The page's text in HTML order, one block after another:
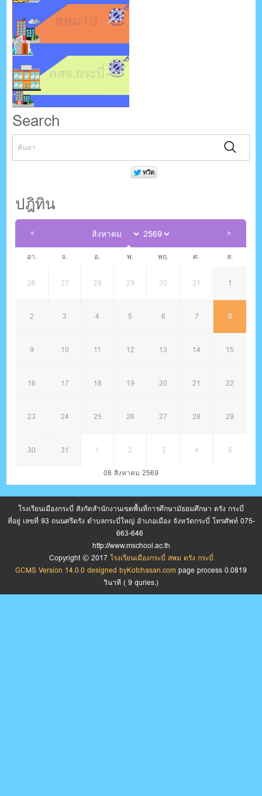
Search
ปฎิทิน
อา. จ. อ. พ. พฤ. ศ. ส.
26 27 28 29 30 31 1
2 3 4 5 6 7 8
9 10 11 12 13 14 15
16 17 18 19 20 21 22
23 24 25 26 27 28 29
30 31 1 2 3 4 5
08 สิงหาคม 2569
โรงเรียนเมืองกระบี่ สังกัดสำนักงานเขตพื้นที่การศึกษามัธยมศึกษา ตรัง กระบี่
ที่อยู่ เลขที่ 93 ถนนศรีตรัง ตำบลกระบี่ใหญ่ อำเภอเมือง จังหวัดกระบี่ โทรศัพท์ 075-
663-646
http://www.mschool.ac.th
Copyright © 2017 โรงเรียนเมืองกระบี่ สพม ตรัง กระบี่
GCMS Version 14.0.0 designed byKotchasan.com page process 0.0819
วินาที ( 9 quries.)